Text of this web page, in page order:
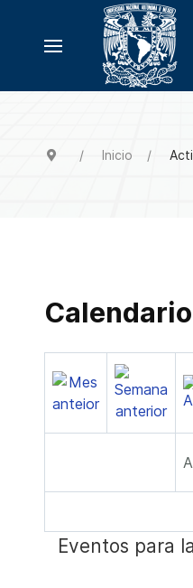
Inicio
Eventos para